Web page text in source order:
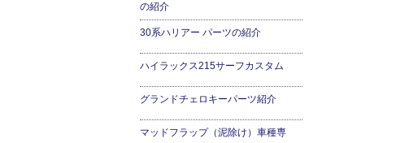
の紹介
30系ハリアー パーツの紹介
ハイラックス215サーフカスタム
グランドチェロキーパーツ紹介
マッドフラップ（泥除け）車種専